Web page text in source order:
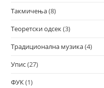
Такмичења(8)
Теоретски одсек (3)
Традиционална музика(4)
Упис(27)
ФУК(1)